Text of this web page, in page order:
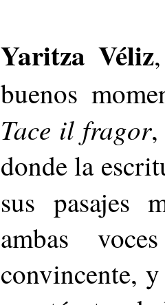
Yaritza Véliz
buenos
Tace il fragor,
donde la
sus pasajes
ambas
convincente,